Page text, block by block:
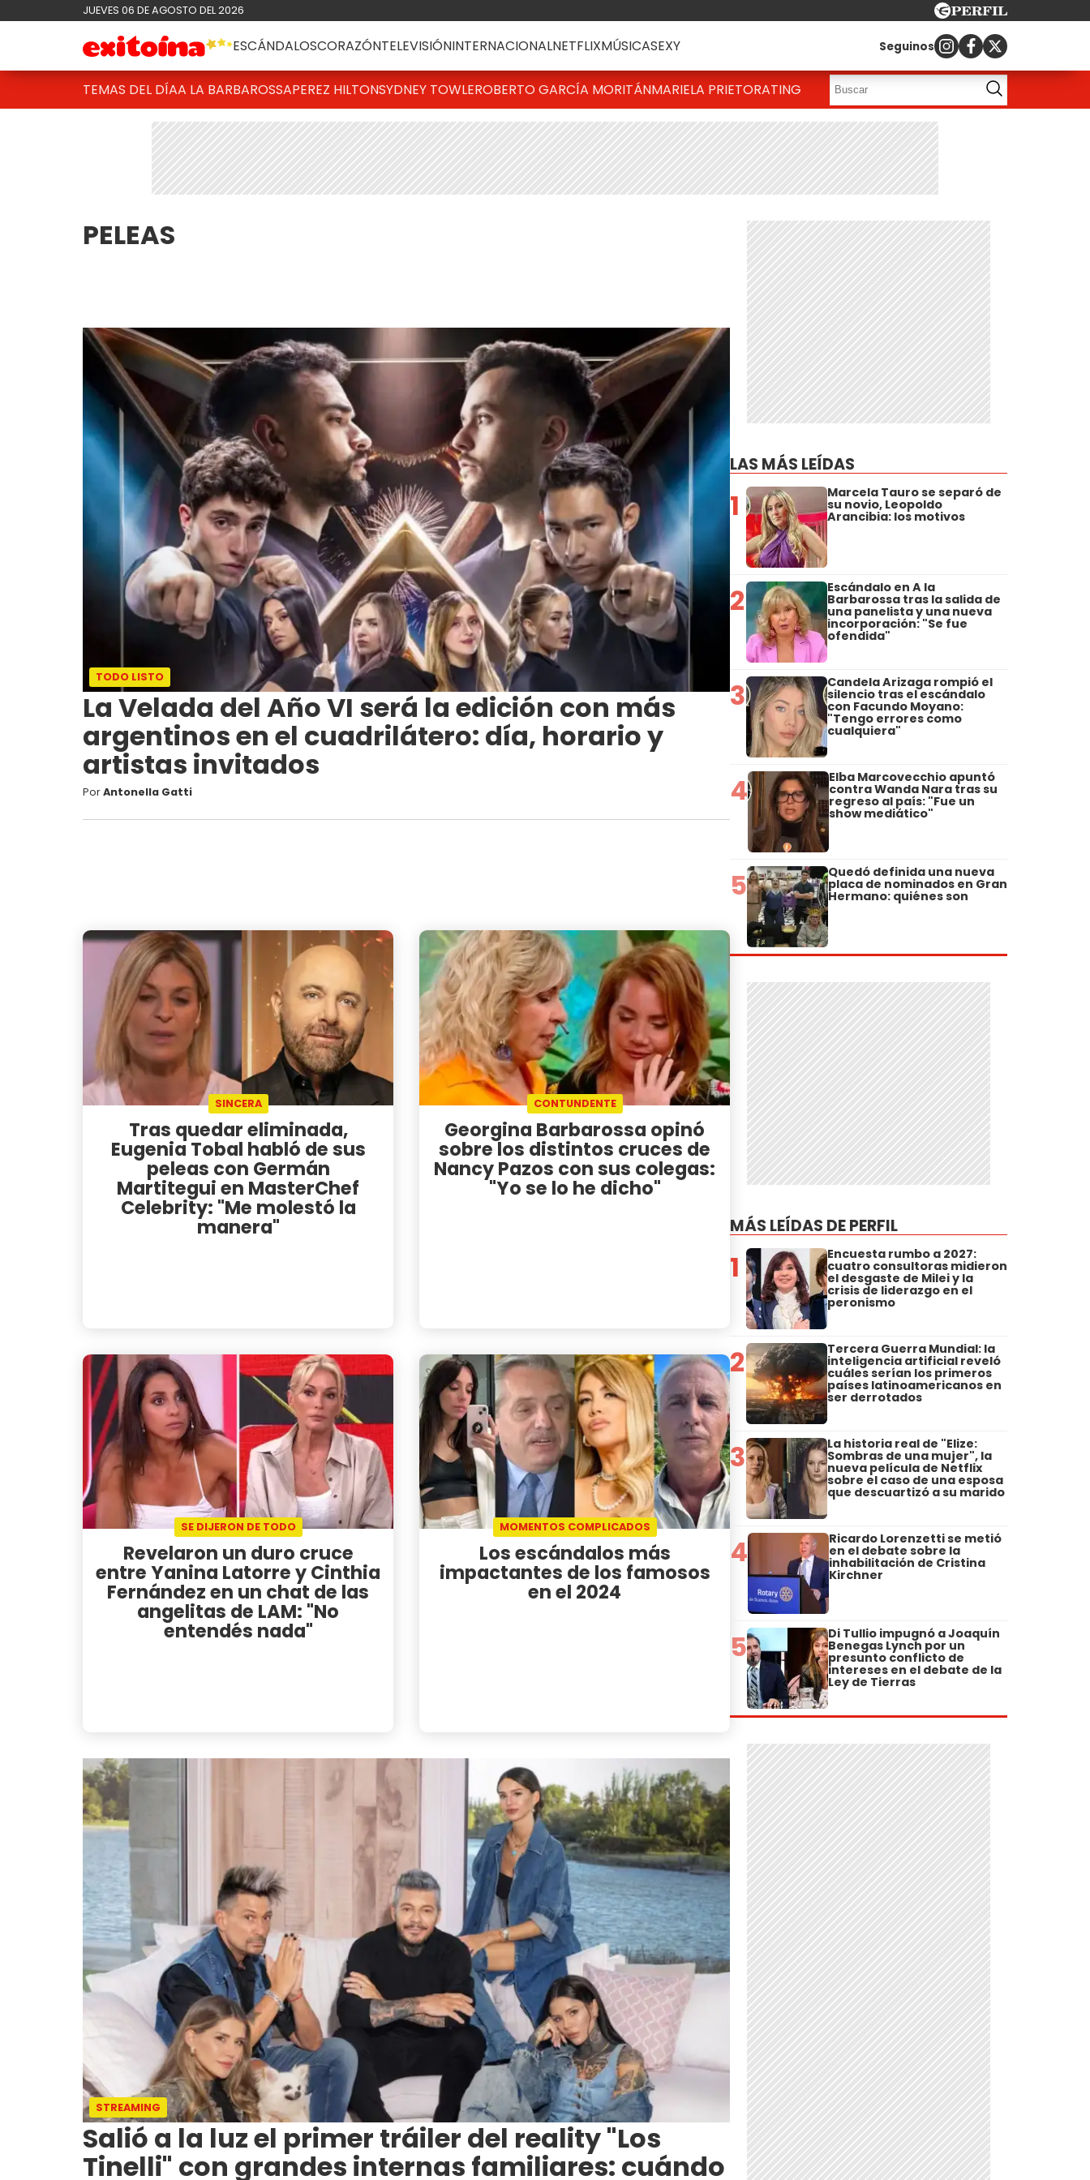
JUEVES 06 DE AGOSTO DEL 2026
ESCÁNDALOSCORAZÓNTELEVISIÓNINTERNACIONALNETFLIXMÚSICASEXY Seguinos
TEMAS DEL DÍAA LA BARBAROSSAPEREZ HILTONSYDNEY TOWLEROBERTO GARCÍA MORITÁNMARIELA PRIETORATING
PELEAS
TODO LISTO
La Velada del Año VI será la edición con más
argentinos en el cuadrilátero: día, horario y
artistas invitados
PorAntonella Gatti
SINCERA
Tras quedar eliminada,
Eugenia Tobal habló de sus
peleas con Germán
Martitegui en MasterChef
Celebrity: "Me molestó la
manera"
CONTUNDENTE
Georgina Barbarossa opinó
sobre los distintos cruces de
Nancy Pazos con sus colegas:
"Yo se lo he dicho"
SE DIJERON DE TODO
Revelaron un duro cruce
entre Yanina Latorre y Cinthia
Fernández en un chat de las
angelitas de LAM: "No
entendés nada"
MOMENTOS COMPLICADOS
Los escándalos más
impactantes de los famosos
en el 2024
STREAMING
Salió a la luz el primer tráiler del reality "Los
Tinelli" con grandes internas familiares: cuándo
LAS MÁS LEÍDAS
1 Marcela Tauro se separó de
su novio, Leopoldo
Arancibia: los motivos
2 Escándalo en A la
Barbarossa tras la salida de
una panelista y una nueva
incorporación: "Se fue
ofendida"
3 Candela Arizaga rompió el
silencio tras el escándalo
con Facundo Moyano:
"Tengo errores como
cualquiera"
4 Elba Marcovecchio apuntó
contra Wanda Nara tras su
regreso al país: "Fue un
show mediático"
5 Quedó definida una nueva
placa de nominados en Gran
Hermano: quiénes son
MÁS LEÍDAS DE PERFIL
1 Encuesta rumbo a 2027:
cuatro consultoras midieron
el desgaste de Milei y la
crisis de liderazgo en el
peronismo
2 Tercera Guerra Mundial: la
inteligencia artificial reveló
cuáles serían los primeros
países latinoamericanos en
ser derrotados
3 La historia real de "Elize:
Sombras de una mujer", la
nueva película de Netflix
sobre el caso de una esposa
que descuartizó a su marido
4 Ricardo Lorenzetti se metió
en el debate sobre la
inhabilitación de Cristina
Kirchner
5 Di Tullio impugnó a Joaquín
Benegas Lynch por un
presunto conflicto de
intereses en el debate de la
Ley de Tierras